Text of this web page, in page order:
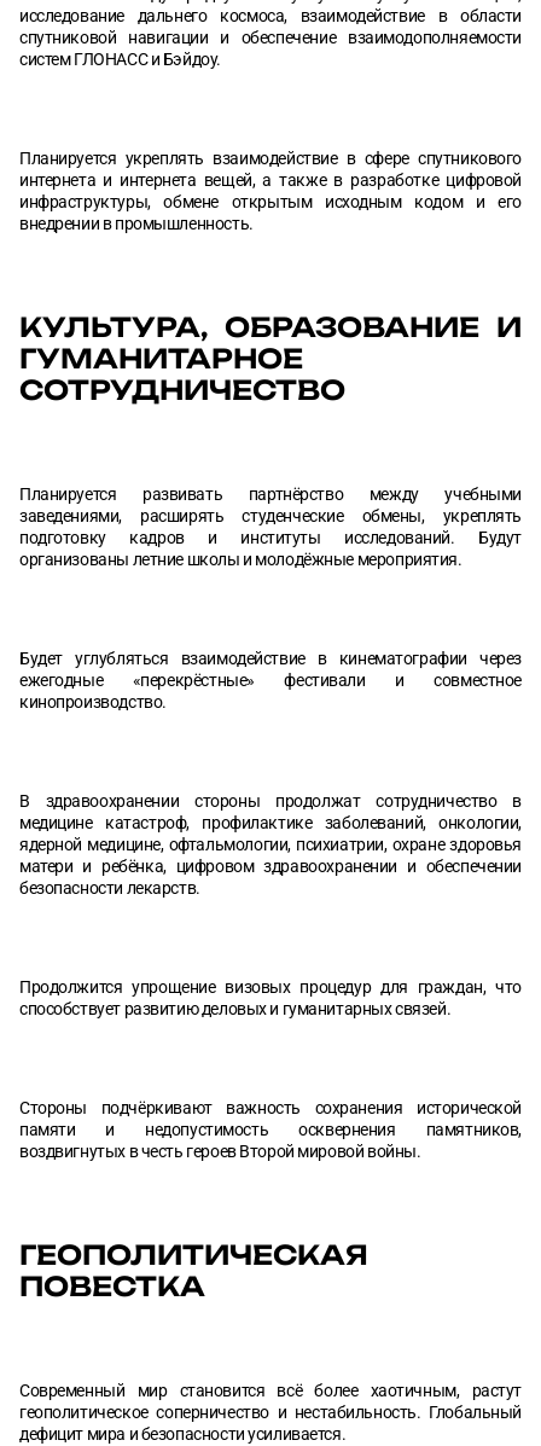
исследование дальнего космоса, взаимодействие в области
спутниковой навигации и обеспечение взаимодополняемости
систем ГЛОНАСС и Бэйдоу.
Планируется укреплять взаимодействие в сфере спутникового
интернета и интернета вещей, а также в разработке цифровой
инфраструктуры, обмене открытым исходным кодом и его
внедрении в промышленность.
КУЛЬТУРА, ОБРАЗОВАНИЕ И
ГУМАНИТАРНОЕ
СОТРУДНИЧЕСТВО
Планируется развивать партнёрство между учебными
заведениями, расширять студенческие обмены, укреплять
подготовку кадров и институты исследований. Будут
организованы летние школы и молодёжные мероприятия.
Будет углубляться взаимодействие в кинематографии через
ежегодные «перекрёстные» фестивали и совместное
кинопроизводство.
В здравоохранении стороны продолжат сотрудничество в
медицине катастроф, профилактике заболеваний, онкологии,
ядерной медицине, офтальмологии, психиатрии, охране здоровья
матери и ребёнка, цифровом здравоохранении и обеспечении
безопасности лекарств.
Продолжится упрощение визовых процедур для граждан, что
способствует развитию деловых и гуманитарных связей.
Стороны подчёркивают важность сохранения исторической
памяти и недопустимость осквернения памятников,
воздвигнутых в честь героев Второй мировой войны.
ГЕОПОЛИТИЧЕСКАЯ
ПОВЕСТКА
Современный мир становится всё более хаотичным, растут
геополитическое соперничество и нестабильность. Глобальный
дефицит мира и безопасности усиливается.